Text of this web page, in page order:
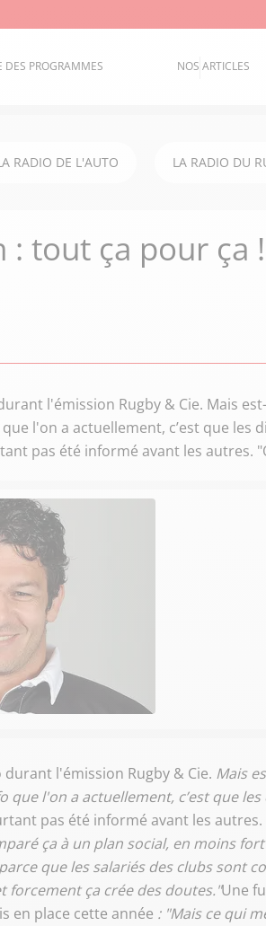
DES PROGRAMMES NOS ARTICLES
RADIO DE L'AUTO LA RADIO DU
: tout ça pour ça
l'émission Rugby & Cie. Mais
l'on a actuellement, c’est que les
pas été informé avant les autres.
l'émission Rugby & Cie. Mais
l'on a actuellement, c’est que
pas été informé avant les autres.
ça à un plan social, en moins
que les salariés des clubs sont
forcement ça crée des doutes."Une
en place cette année : "Mais ce qui